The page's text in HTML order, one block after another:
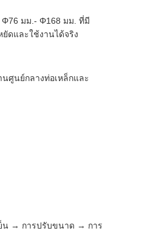
Φ76 มม.- Φ168 มม. ที่มี
ดและใช้งานได้จริง
ศูนย์กลางท่อเหล็กและ
น → การปรับขนาด → การ